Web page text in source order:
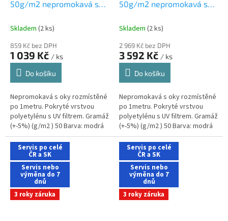
50g/m2 nepromokavá s
Skladem (2 ks)
859 Kč bez DPH
1 039 Kč / ks
Do košíku
Nepromokavá s oky rozmístěné
po 1metru. Pokryté vrstvou
polyetylénu s UV filtrem. Gramáž
(+-5%) (g/m2 ) 50 Barva: modrá
Rozměry (m) 10x15 Hmotnost
(kg) 7,74
R
M
50g/m2 nepromokavá s
+ doprava zdarma při
Skladem (2 ks)
2 969 Kč bez DPH
3 592 Kč / ks
Do košíku
Nepromokavá s oky rozmístěné
po 1metru. Pokryté vrstvou
polyetylénu s UV filtrem. Gramáž
(+-5%) (g/m2 ) 50 Barva: modrá
Rozměry (m) 20x20 Hmotnost
(kg) 20,6
Servis po celé
ČR a SK
Servis nebo
výměna do 7
dnů
3 roky záruka
Servis po celé
ČR a SK
Servis nebo
výměna do 7
dnů
3 roky záruka